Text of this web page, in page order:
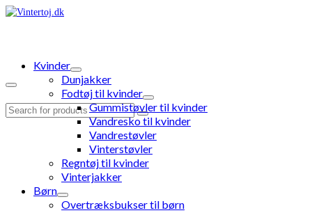
Search
Kvinder
Dunjakker
Fodtøj til kvinder
Gummistøvler til kvinder
Vandresko til kvinder
Vandrestøvler
Vinterstøvler
Regntøj til kvinder
Vinterjakker
Børn
Overtræksbukser til børn